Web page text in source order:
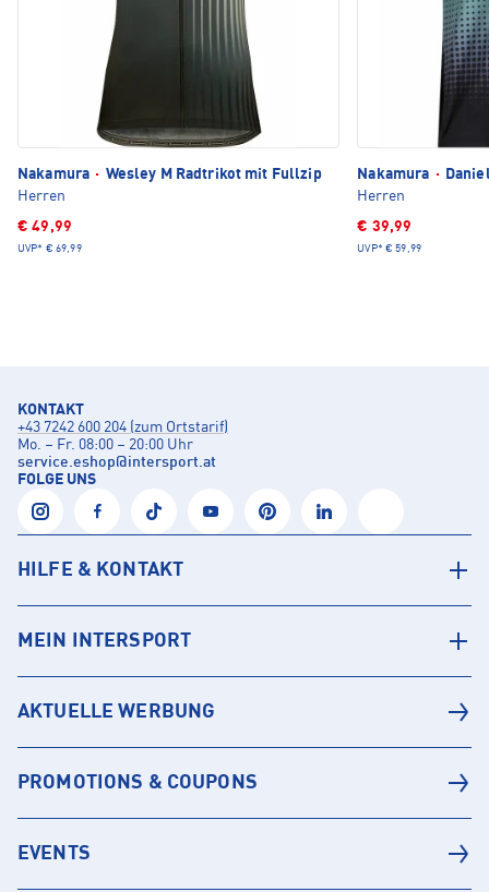
Nakamura · Wesley M Radtrikot mit Fullzip
Herren
€ 49,99
UVP* € 69,99
Nakamura ·
Herren
€ 39,99
UVP* € 59,99
KONTAKT
+43 7242 600 204 (zum Ortstarif)
Mo. – Fr. 08:00 – 20:00 Uhr
service.eshop@intersport.at
FOLGE UNS
HILFE & KONTAKT
MEIN INTERSPORT
AKTUELLE WERBUNG
PROMOTIONS & COUPONS
EVENTS